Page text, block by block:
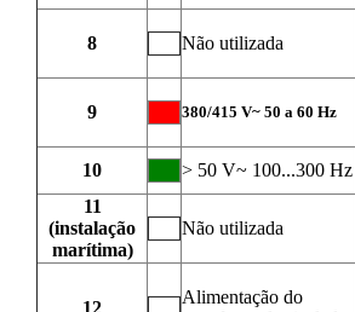
8 Não utilizada
9 380/415 V~ 50 a 60 Hz
10 > 50 V~ 100...300 Hz
11
(instalação
marítima)
Não utilizada
12
Alimentação do